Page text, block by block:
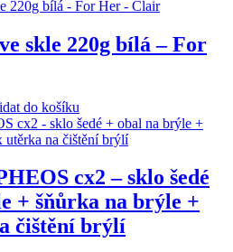
skle 220g bílá – For
do košíku
cx2 – sklo šedé
+ šňůrka na brýle +
čištění brýlí